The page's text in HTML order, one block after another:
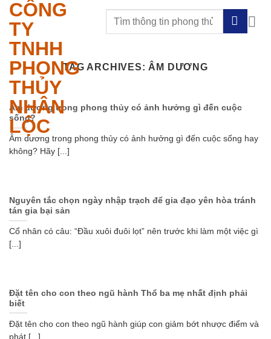
Skip
content
CÔNG
TY
TNHH
PHONG
THỦY
NHÂN
LỘC
TAG ARCHIVES: ÂM DƯƠNG
Âm dương trong phong thủy có ảnh hưởng gì đến cuộc
sống?
Âm dương trong phong thủy có ảnh hưởng gì đến cuộc sống hay
không? Hãy [...]
Nguyên tắc chọn ngày nhập trạch để gia đạo yên hòa tránh
tán gia bại sản
Cổ nhân có câu: “Đầu xuôi đuôi lọt” nên trước khi làm một việc gì
[...]
Đặt tên cho con theo ngũ hành Thổ ba mẹ nhất định phải
biết
Đặt tên cho con theo ngũ hành giúp con giảm bớt nhược điểm và
phát [...]